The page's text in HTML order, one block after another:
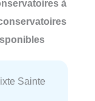
à
Sainte